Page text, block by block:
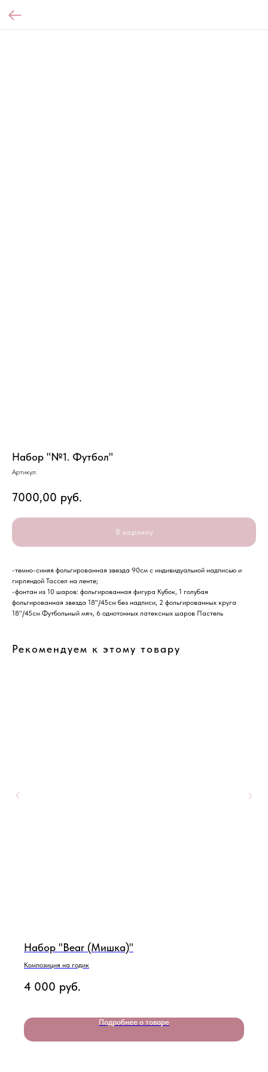
Набор "№1. Футбол"
Артикул:
7000,00 руб.
В корзину
-темно-синяя фольгированная звезда 90см с индивидуальной надписью и
гирляндой Тассел на ленте;
-фонтан из 10 шаров: фольгированная фигура Кубок, 1 голубая
фольгированная звезда 18"/45см без надписи, 2 фольгированных круга
18"/45см Футбольный мяч, 6 однотонных латексных шаров Пастель
Рекомендуем к этому товару
Набор "Bear (Мишка)"
Композиция на годик
4 000 руб.
Подробнее о товаре